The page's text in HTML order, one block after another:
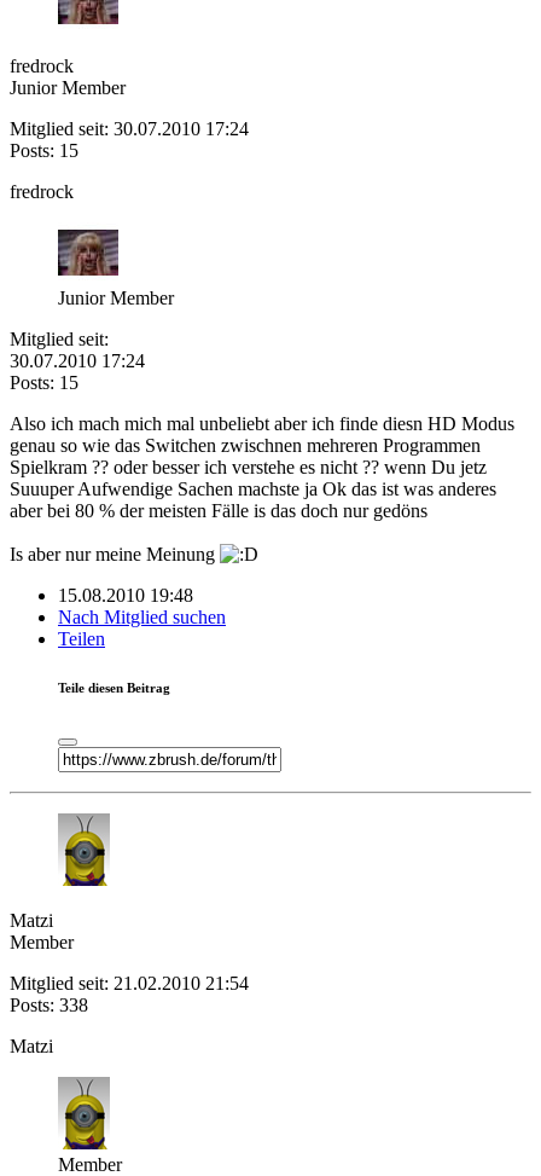
fredrock
Junior Member
Mitglied seit: 30.07.2010 17:24
Posts: 15
fredrock
Junior Member
Mitglied seit:
30.07.2010 17:24
Posts: 15
Also ich mach mich mal unbeliebt aber ich finde diesn HD Modus
genau so wie das Switchen zwischnen mehreren Programmen
Spielkram ?? oder besser ich verstehe es nicht ?? wenn Du jetz
Suuuper Aufwendige Sachen machste ja Ok das ist was anderes
aber bei 80 % der meisten Fälle is das doch nur gedöns
Is aber nur meine Meinung
15.08.2010 19:48
Nach Mitglied suchen
Teilen
Teile diesen Beitrag
Matzi
Member
Mitglied seit: 21.02.2010 21:54
Posts: 338
Matzi
Member